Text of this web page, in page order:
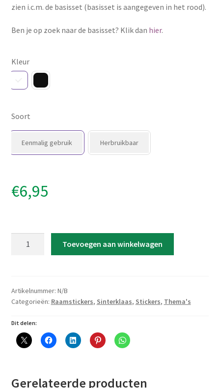
zien i.c.m. de basisset (basisset is aangegeven in het rood).
Ben je op zoek naar de basisset? Klik dan hier.
Kleur
Soort
Eenmalig gebruik Herbruikbaar
€6,95
1'
aantal
Toevoegen aan winkelwagen
Artikelnummer: N/B
Categorieën: Raamstickers, Sinterklaas, Stickers, Thema's
Dit delen:
Gerelateerde producten